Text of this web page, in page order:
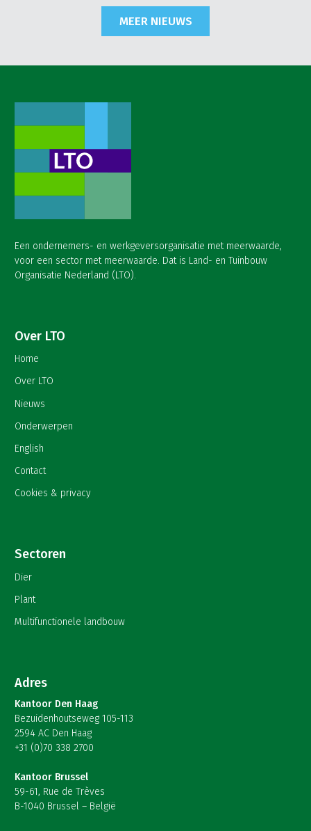
MEER NIEUWS
Een ondernemers- en werkgeversorganisatie met meerwaarde,
voor een sector met meerwaarde. Dat is Land- en Tuinbouw
Organisatie Nederland (LTO).
Over LTO
Home
Over LTO
Nieuws
Onderwerpen
English
Contact
Cookies & privacy
Sectoren
Dier
Plant
Multifunctionele landbouw
Adres
Kantoor Den Haag
Bezuidenhoutseweg 105-113
2594 AC Den Haag
+31 (0)70 338 2700
Kantoor Brussel
59-61, Rue de Trèves
B-1040 Brussel – België